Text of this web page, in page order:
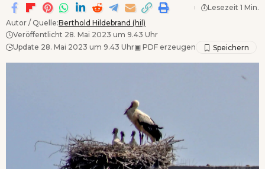
Autor / Quelle:Berthold Hildebrand (hil)
Veröffentlicht 28. Mai 2023 um 9.43 Uhr
Update 28. Mai 2023 um 9.43 Uhr▣ PDF erzeugen
Lesezeit 1 Min.